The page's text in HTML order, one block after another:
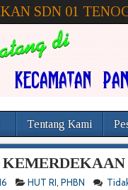
SDN 01
Tentang Kami
HUT RI, PHBN